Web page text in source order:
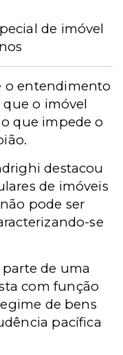
de imóvel
o entendimento
o imóvel
que impede o
destacou
de imóveis
pode ser
se
de uma
com função
de bens
pacífica